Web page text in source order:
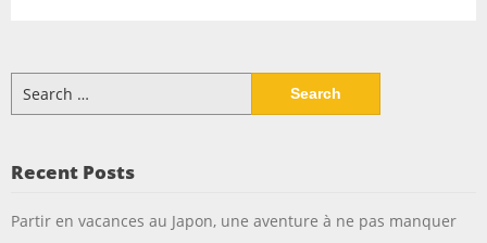
for:
Recent Posts
Partir en vacances au Japon, une aventure à ne pas manquer